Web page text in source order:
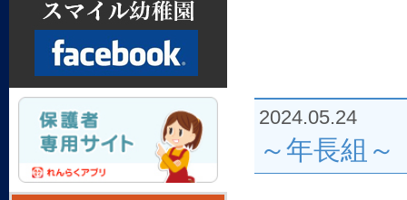
2024.05.24
～年長組～
Facebook
Facebook